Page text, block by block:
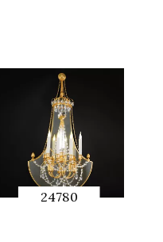
24780